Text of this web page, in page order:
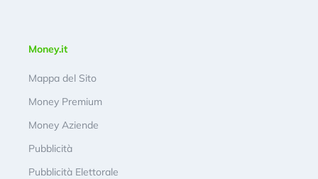
Money.it
Mappa del Sito
Money Premium
Money Aziende
Pubblicità
Pubblicità Elettorale